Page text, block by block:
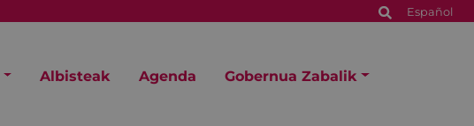
Español
Albisteak Agenda Gobernua Zabalik